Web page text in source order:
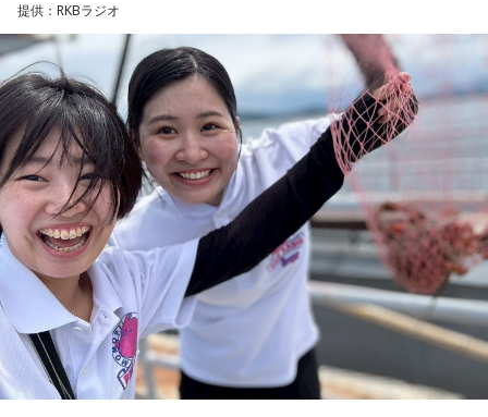
提供：RKBラジオ